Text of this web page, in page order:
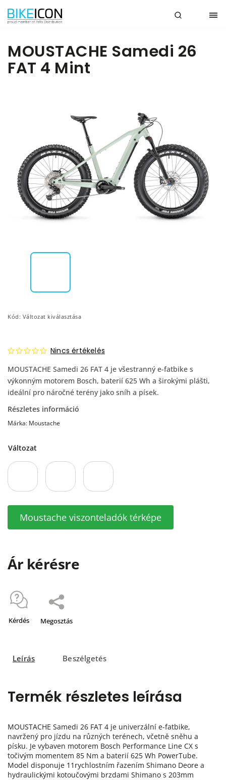
MOUSTACHE Samedi 26
FAT 4 Mint
Kód: Változat kiválasztása
Nincs értékelés
MOUSTACHE Samedi 26 FAT 4 je všestranný e-fatbike s
výkonným motorem Bosch, baterií 625 Wh a širokými plášti,
ideální pro náročné terény jako sníh a písek.
Részletes információ
Márka: Moustache
Változat
Moustache viszonteladók térképe
Ár kérésre
Kérdés Megosztás
Leírás Beszélgetés
Termék részletes leírása
MOUSTACHE Samedi 26 FAT 4 je univerzální e-fatbike,
navržený pro jízdu na různých terénech, včetně sněhu a
písku. Je vybaven motorem Bosch Performance Line CX s
točivým momentem 85 Nm a baterií 625 Wh PowerTube.
Model disponuje 11rychlostním řazením Shimano Deore a
hydraulickými kotoučovými brzdami Shimano s 203mm